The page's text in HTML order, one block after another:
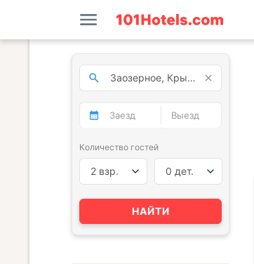
Количество гостей
2 взр. 0 дет.
НАЙТИ